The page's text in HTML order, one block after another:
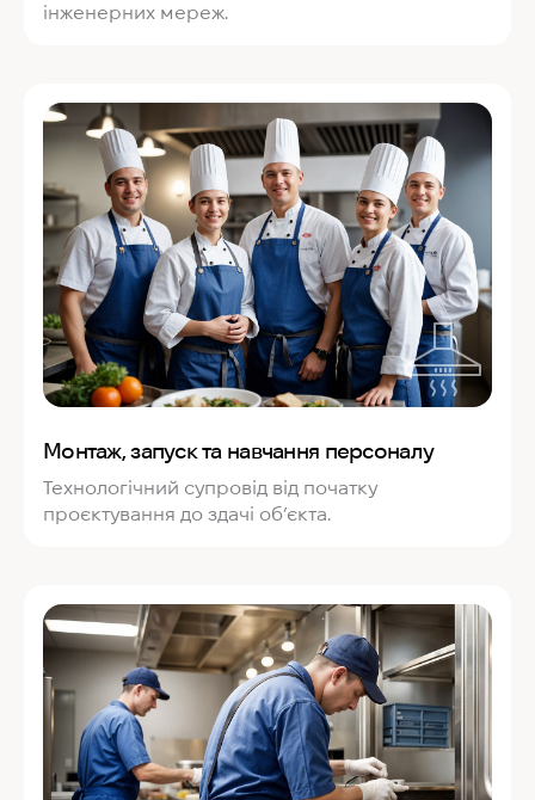
інженерних мереж.
Монтаж, запуск та навчання персоналу
Технологічний супровід від початку
проєктування до здачі об’єкта.